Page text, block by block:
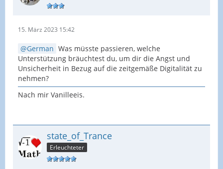
15. März 2023 15:42
German Was müsste passieren, welche
Unterstützung bräuchtest du, um dir die Angst und
Unsicherheit in Bezug auf die zeitgemäße Digitalität zu
nehmen?
Nach mir Vanilleeis.
state_of_Trance
Erleuchteter